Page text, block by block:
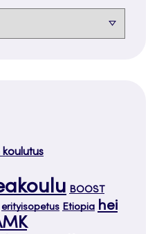
koulutus
BOOST
erityisopetus Etiopia hei